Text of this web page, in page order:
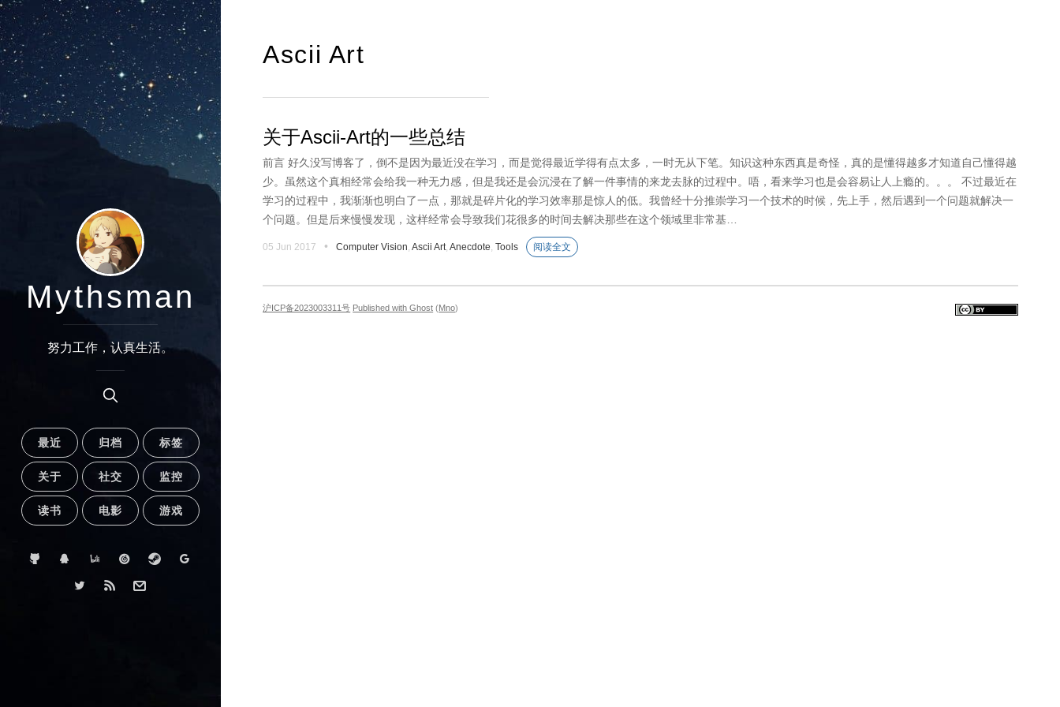
Mythsman
努力工作，认真生活。
最近 归档 标签
关于 社交 监控
读书 电影 游戏
Ascii Art
关于Ascii-Art的一些总结
前言 好久没写博客了，倒不是因为最近没在学习，而是觉得最近学得有点太多，一时无从下笔。知识这种东西真是奇怪，真的是懂得越多才知道自己懂得越
少。虽然这个真相经常会给我一种无力感，但是我还是会沉浸在了解一件事情的来龙去脉的过程中。唔，看来学习也是会容易让人上瘾的。。。 不过最近在
学习的过程中，我渐渐也明白了一点，那就是碎片化的学习效率那是惊人的低。我曾经十分推崇学习一个技术的时候，先上手，然后遇到一个问题就解决一
个问题。但是后来慢慢发现，这样经常会导致我们花很多的时间去解决那些在这个领域里非常基…
05 Jun 2017 • Computer Vision Ascii Art, Anecdote Tools 阅读全文
沪ICP备2023003311号 Published with Ghost (Mno)